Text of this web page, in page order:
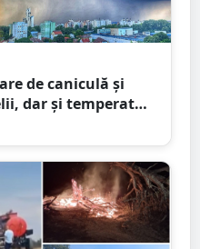
de caniculă și
dar și temperaturi